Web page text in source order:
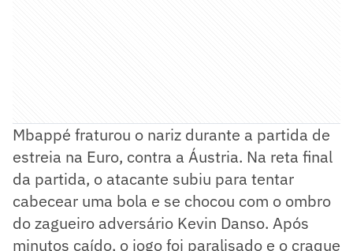
Mbappé fraturou o nariz durante a partida de
estreia na Euro, contra a Áustria. Na reta final
da partida, o atacante subiu para tentar
cabecear uma bola e se chocou com o ombro
do zagueiro adversário Kevin Danso. Após
minutos caído, o jogo foi paralisado e o craque